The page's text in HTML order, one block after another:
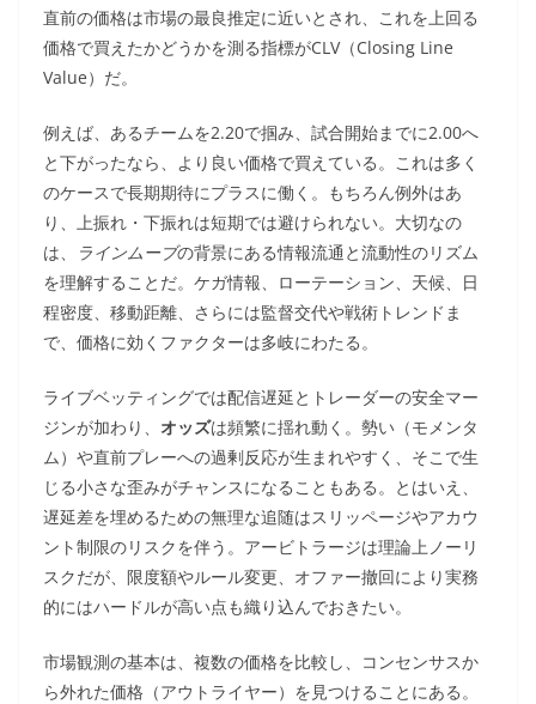
直前の価格は市場の最良推定に近いとされ、これを上回る
価格で買えたかどうかを測る指標がCLV（Closing Line
Value）だ。
例えば、あるチームを2.20で掴み、試合開始までに2.00へ
と下がったなら、より良い価格で買えている。これは多く
のケースで長期期待にプラスに働く。もちろん例外はあ
り、上振れ・下振れは短期では避けられない。大切なの
は、
ラインムーブの背景にある情報流通と流動性のリズム
を理解することだ。ケガ情報、ローテーション、天候、日
程密度、移動距離、さらには監督交代や戦術トレンドま
で、価格に効くファクターは多岐にわたる。
ライブベッティングでは配信遅延とトレーダーの安全マー
ジンが加わり、 オッズは頻繁に揺れ動く。勢い（モメンタ
ム）や直前プレーへの過剰反応が生まれやすく、そこで生
じる小さな歪みがチャンスになることもある。とはいえ、
遅延差を埋めるための無理な追随はスリッページやアカウ
ント制限のリスクを伴う。アービトラージは理論上ノーリ
スクだが、限度額やルール変更、オファー撤回により実務
的にはハードルが高い点も織り込んでおきたい。
市場観測の基本は、複数の価格を比較し、コンセンサスか
ら外れた価格（アウトライヤー）を見つけることにある。